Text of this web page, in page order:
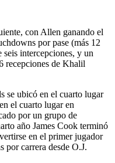
con Allen ganando el
por pase (más 12
intercepciones, y un
recepciones de Khalil
se ubicó en el cuarto lugar
el cuarto lugar en
por un grupo de
año James Cook terminó
en el primer jugador
por carrera desde O.J.